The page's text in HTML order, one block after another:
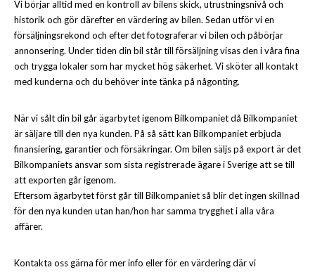
Vi börjar alltid med en kontroll av bilens skick, utrustningsnivå och
historik och gör därefter en värdering av bilen. Sedan utför vi en
försäljningsrekond och efter det fotograferar vi bilen och påbörjar
annonsering. Under tiden din bil står till försäljning visas den i våra fina
och trygga lokaler som har mycket hög säkerhet. Vi sköter all kontakt
med kunderna och du behöver inte tänka på någonting.
När vi sålt din bil går ägarbytet igenom Bilkompaniet då Bilkompaniet
är säljare till den nya kunden. På så sätt kan Bilkompaniet erbjuda
finansiering, garantier och försäkringar. Om bilen säljs på export är det
Bilkompaniets ansvar som sista registrerade ägare i Sverige att se till
att exporten går igenom.
Eftersom ägarbytet först går till Bilkompaniet så blir det ingen skillnad
för den nya kunden utan han/hon har samma trygghet i alla våra
affärer.
Kontakta oss gärna för mer info eller för en värdering där vi